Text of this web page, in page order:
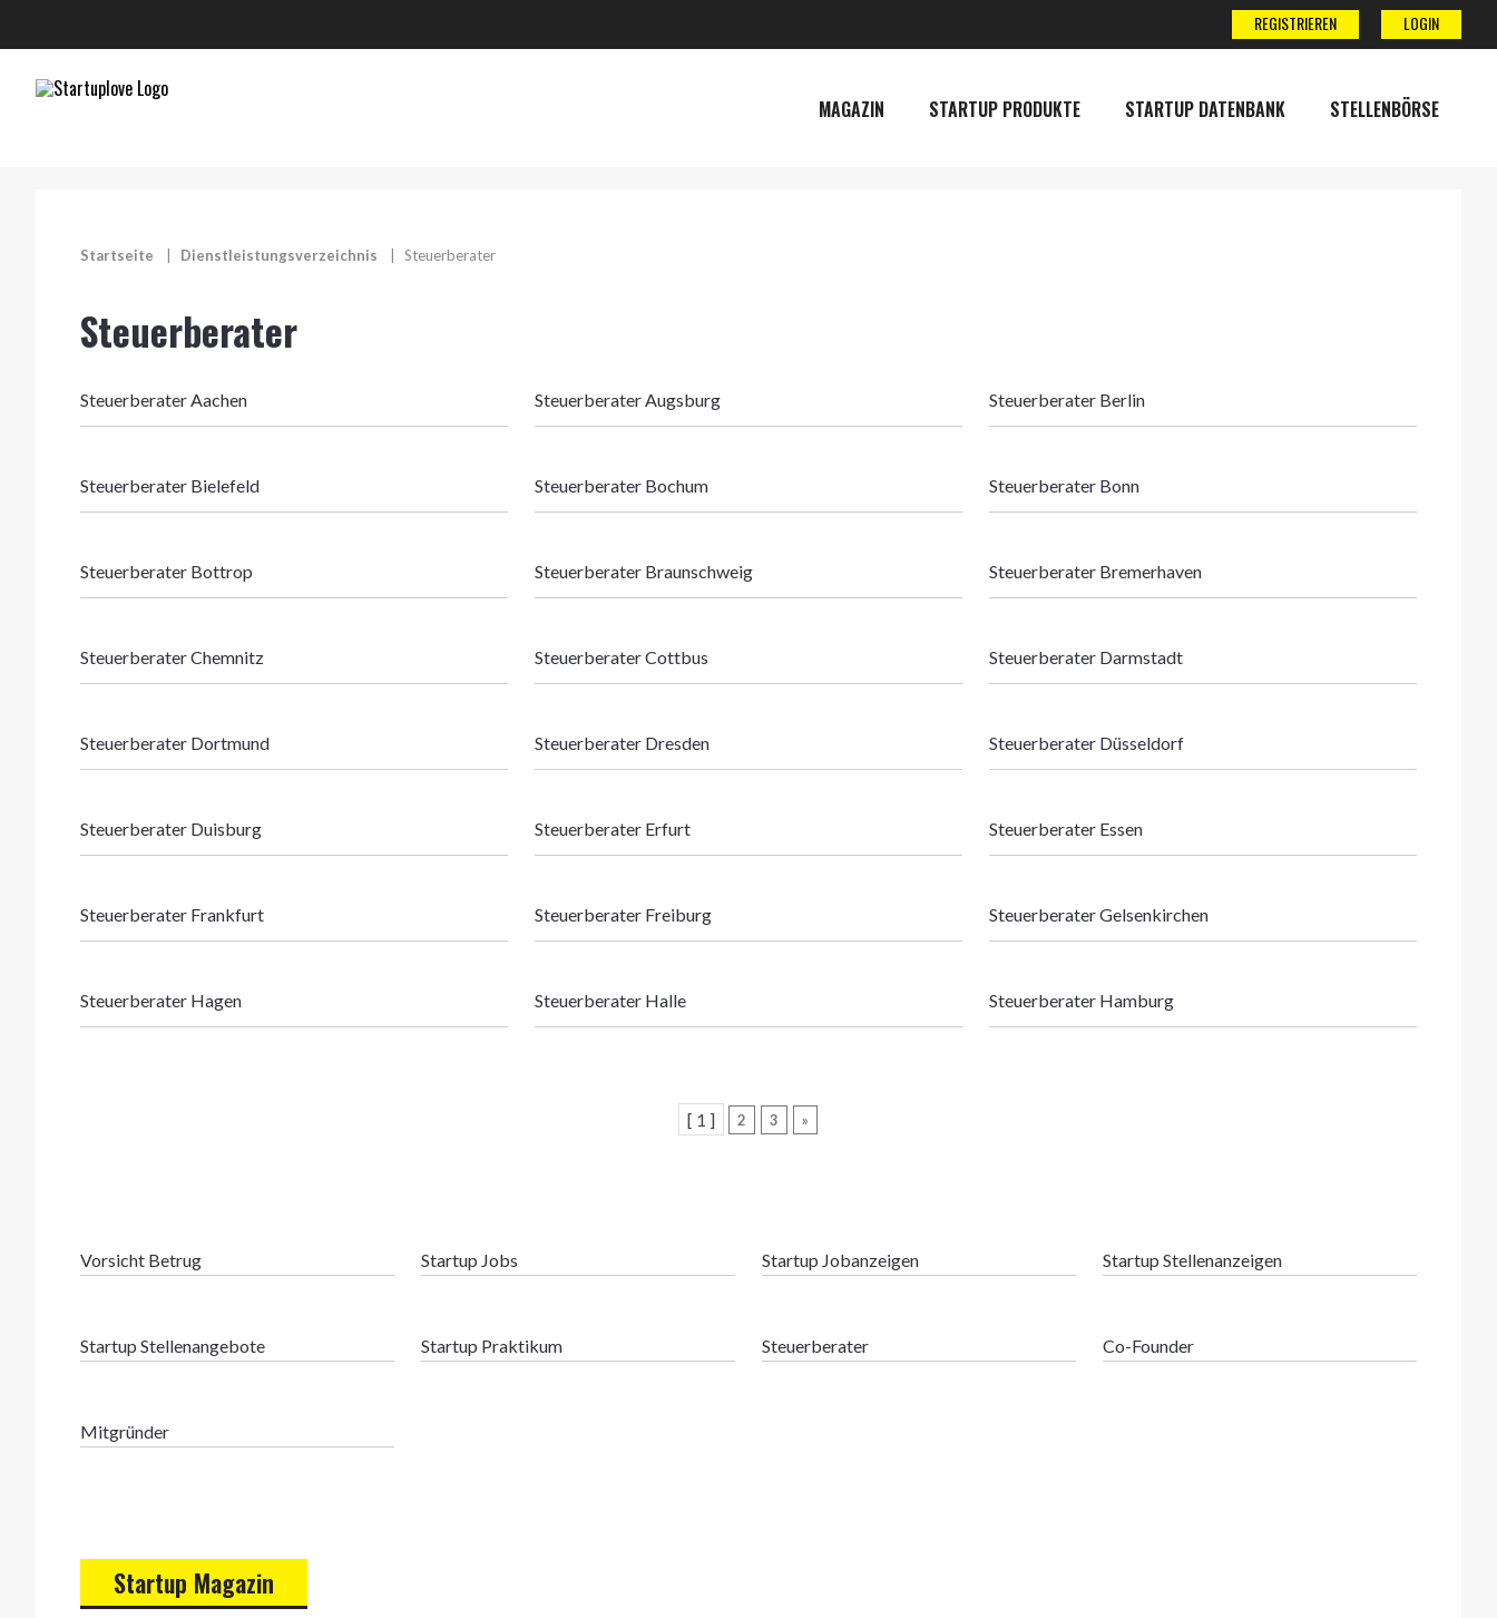
LOGIN
REGISTRIEREN
MAGAZIN STARTUP PRODUKTE STARTUP DATENBANK STELLENBÖRSE
Startseite Dienstleistungsverzeichnis Steuerberater
Steuerberater
Steuerberater Aachen Steuerberater Augsburg Steuerberater Berlin
Steuerberater Bielefeld Steuerberater Bochum Steuerberater Bonn
Steuerberater Bottrop Steuerberater Braunschweig Steuerberater Bremerhaven
Steuerberater Chemnitz Steuerberater Cottbus Steuerberater Darmstadt
Steuerberater Dortmund Steuerberater Dresden Steuerberater Düsseldorf
Steuerberater Duisburg Steuerberater Erfurt Steuerberater Essen
Steuerberater Frankfurt Steuerberater Freiburg Steuerberater Gelsenkirchen
Steuerberater Hagen Steuerberater Halle Steuerberater Hamburg
[ 1 ] 2 3 »
Vorsicht Betrug Startup Jobs Startup Jobanzeigen Startup Stellenanzeigen
Startup Stellenangebote Startup Praktikum Steuerberater Co-Founder
Mitgründer
Startup Magazin